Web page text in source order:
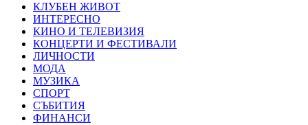
КЛУБЕН ЖИВОТ
ИНТЕРЕСНО
КИНО И ТЕЛЕВИЗИЯ
КОНЦЕРТИ И ФЕСТИВАЛИ
ЛИЧНОСТИ
МОДА
МУЗИКА
СПОРТ
СЪБИТИЯ
ФИНАНСИ